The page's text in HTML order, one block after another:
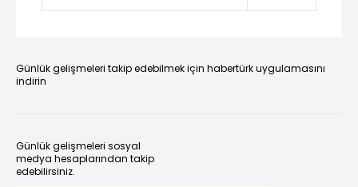
Günlük gelişmeleri takip edebilmek için habertürk uygulamasını
indirin
Günlük gelişmeleri sosyal
medya hesaplarından takip
edebilirsiniz.